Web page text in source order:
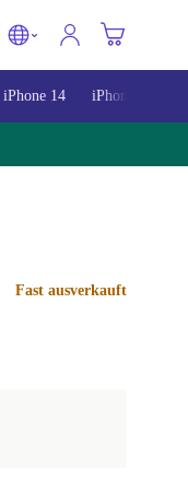
iPhone 14 iPhone 15
Fast ausverkauft